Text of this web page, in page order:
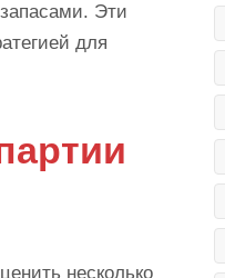
Эти
для
несколько